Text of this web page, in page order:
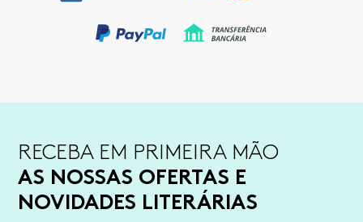
RECEBA EM PRIMEIRA MÃO
AS NOSSAS OFERTAS E
NOVIDADES LITERÁRIAS